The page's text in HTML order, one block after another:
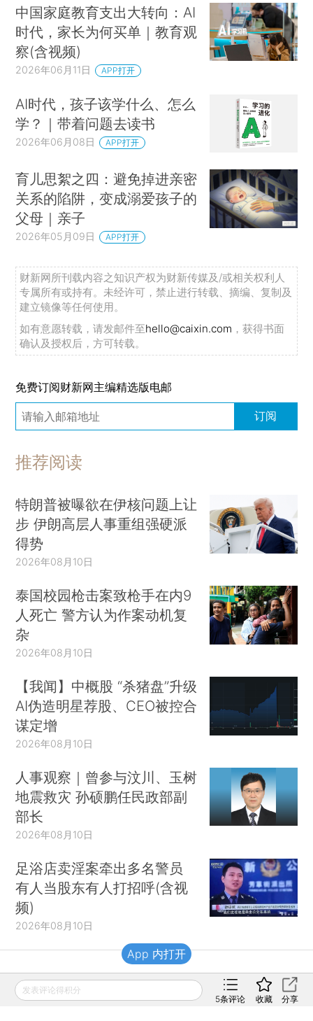
中国家庭教育支出大转向：AI
时代，家长为何买单｜教育观
察(含视频)
2026年06月11日 APP打开
AI时代，孩子该学什么、怎么
学？｜带着问题去读书
2026年06月08日 APP打开
育儿思絮之四：避免掉进亲密
关系的陷阱，变成溺爱孩子的
父母｜亲子
2026年05月09日 APP打开
财新网所刊载内容之知识产权为财新传媒及/或相关权利人
专属所有或持有。未经许可，禁止进行转载、摘编、复制及
建立镜像等任何使用。
如有意愿转载，请发邮件至hello@caixin.com ，获得书面
确认及授权后，方可转载。
免费订阅财新网主编精选版电邮
订阅
推荐阅读
特朗普被曝欲在伊核问题上让
步 伊朗高层人事重组强硬派
得势
2026年08月10日
泰国校园枪击案致枪手在内9
人死亡 警方认为作案动机复
杂
2026年08月10日
【我闻】中概股 “杀猪盘”升级
AI伪造明星荐股、CEO被控合
谋定增
2026年08月10日
人事观察｜曾参与汶川、玉树
地震救灾 孙硕鹏任民政部副
部长
2026年08月10日
足浴店卖淫案牵出多名警员
有人当股东有人打招呼(含视
频)
2026年08月10日
财新移动
发表评论得积分
5条评论 收藏 分享
App 内打开